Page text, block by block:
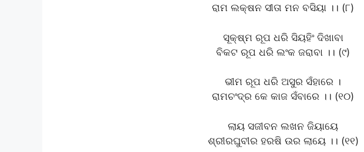
ରାମ ଲକ୍ଷନ ସୀତା ମନ ବସିୟା ।। (୮)
ସୂକ୍ଷ୍ମ ରୂପ ଧରି ସିୟହିଂ ଦିଖାବା
ବିକଟ ରୂପ ଧରି ଲଂକ ଜରାବା ।। (୯)
ଭୀମ ରୂପ ଧରି ଅସୁର ସଁହାରେ ।
ରାମଚଂଦ୍ର କେ କାଜ ସଁବାରେ ।। (୧୦)
ଲାୟ ସଜୀବନ ଲଖନ ଜିୟାୟେ
ଶ୍ରୀରଘୁବୀର ହରଷି ଉର ଲାୟେ ।। (୧୧)